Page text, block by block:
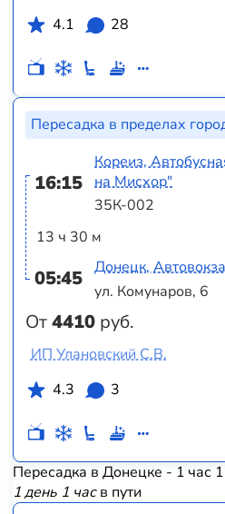
4.1
28
Пересадка в пределах
16:15
13 ч 30 м
05:45
От4410 руб.
Кореиз,
на Мисхор"
35К-002
Донецк,
ул. Комунаров, 6
ИП Улановский С.В.
4.3
3
Пересадка в Донецке - 1 час
1 день 1 часв пути